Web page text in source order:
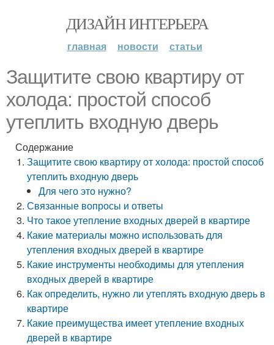
ДИЗАЙН ИНТЕРЬЕРА
главная новости статьи
Защитите свою квартиру от
холода: простой способ
утеплить входную дверь
Содержание
Защитите свою квартиру от холода: простой способ
утеплить входную дверь
Для чего это нужно?
Связанные вопросы и ответы
Что такое утепление входных дверей в квартире
Какие материалы можно использовать для
утепления входных дверей в квартире
Какие инструменты необходимы для утепления
входных дверей в квартире
Как определить, нужно ли утеплять входную дверь в
квартире
Какие преимущества имеет утепление входных
дверей в квартире